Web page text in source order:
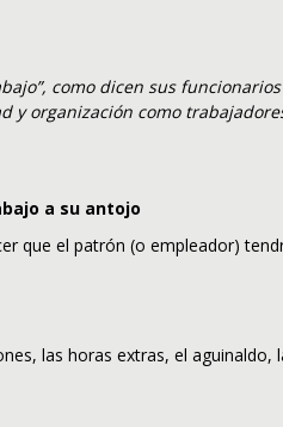
como dicen sus
organización como
a su antojo
que el patrón (o empleador)
las horas extras, el